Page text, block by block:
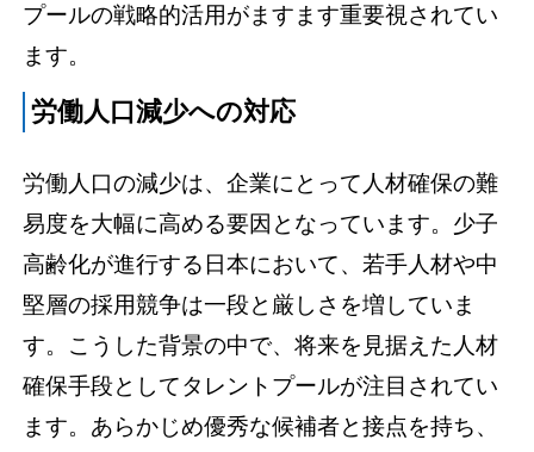
プールの戦略的活用がますます重要視されてい
ます。
労働人口減少への対応
労働人口の減少は、企業にとって人材確保の難
易度を大幅に高める要因となっています。少子
高齢化が進行する日本において、若手人材や中
堅層の採用競争は一段と厳しさを増していま
す。こうした背景の中で、将来を見据えた人材
確保手段としてタレントプールが注目されてい
ます。あらかじめ優秀な候補者と接点を持ち、